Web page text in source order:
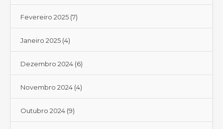
Fevereiro 2025 (7)
Janeiro 2025 (4)
Dezembro 2024 (6)
Novembro 2024 (4)
Outubro 2024 (9)